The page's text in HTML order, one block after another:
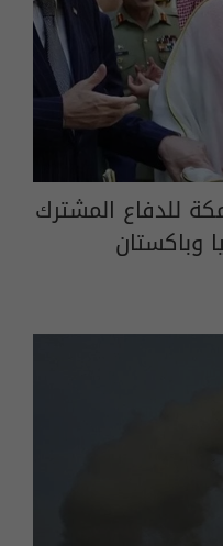
للدفاع المشترك
وباكستان